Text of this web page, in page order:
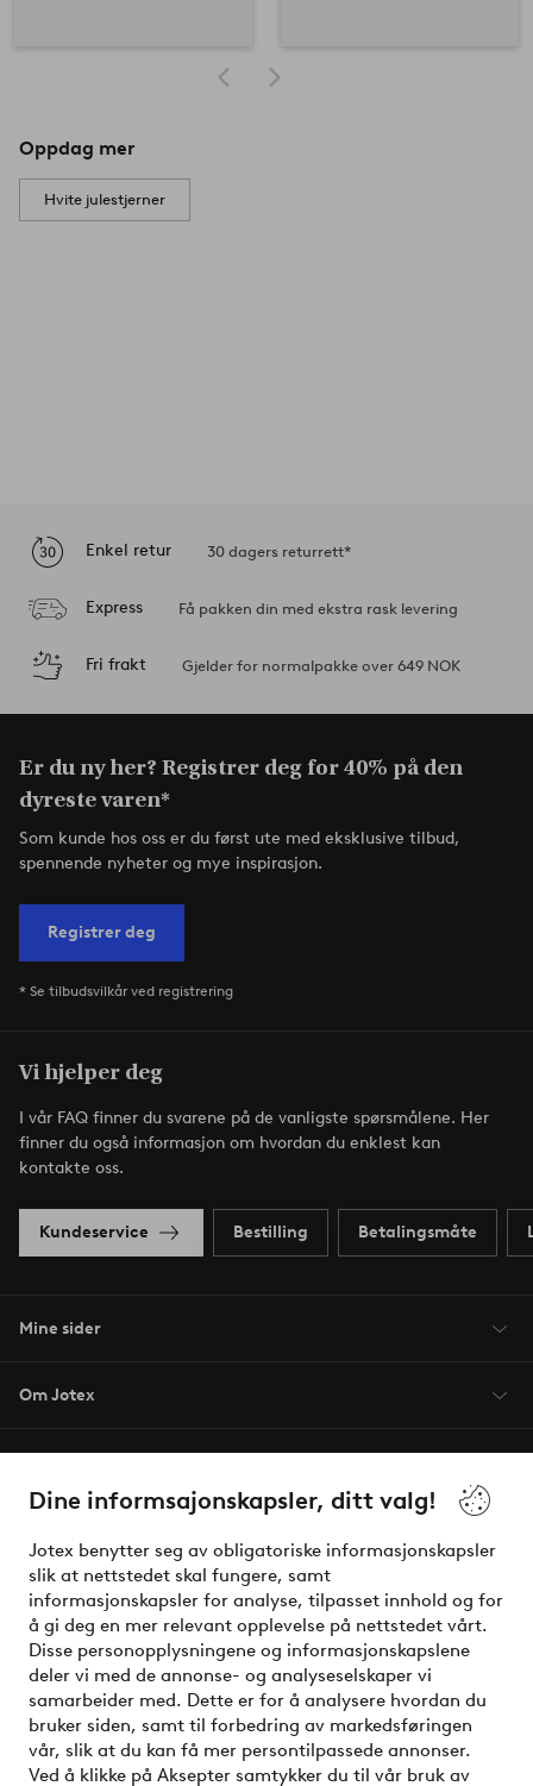
Dine informsajonskapsler, ditt valg!
Jotex benytter seg av obligatoriske informasjonskapsler
slik at nettstedet skal fungere, samt
informasjonskapsler for analyse, tilpasset innhold og for
å gi deg en mer relevant opplevelse på nettstedet vårt.
Disse personopplysningene og informasjonskapslene
deler vi med de annonse- og analyseselskaper vi
samarbeider med. Dette er for å analysere hvordan du
bruker siden, samt til forbedring av markedsføringen
vår, slik at du kan få mer persontilpassede annonser.
Ved å klikke på Aksepter samtykker du til vår bruk av
Oppdag mer
Hvite julestjerner
Enkel retur 30 dagers returrett*
Express Få pakken din med ekstra rask levering
Fri frakt Gjelder for normalpakke over 649 NOK
Er du ny her? Registrer deg for 40% på den
dyreste varen*
Som kunde hos oss er du først ute med eksklusive tilbud,
spennende nyheter og mye inspirasjon.
Registrer deg
* Se tilbudsvilkår ved registrering
Vi hjelper deg
I vår FAQ finner du svarene på de vanligste spørsmålene. Her
finner du også informasjon om hvordan du enklest kan
kontakte oss.
Kundeservice Bestilling Betalingsmåte
Mine sider
Om Jotex
Venner
Sikre betalinger - Betal direkte eller del opp
Vil du vite mer om våre betalingsalternativer?
elpy